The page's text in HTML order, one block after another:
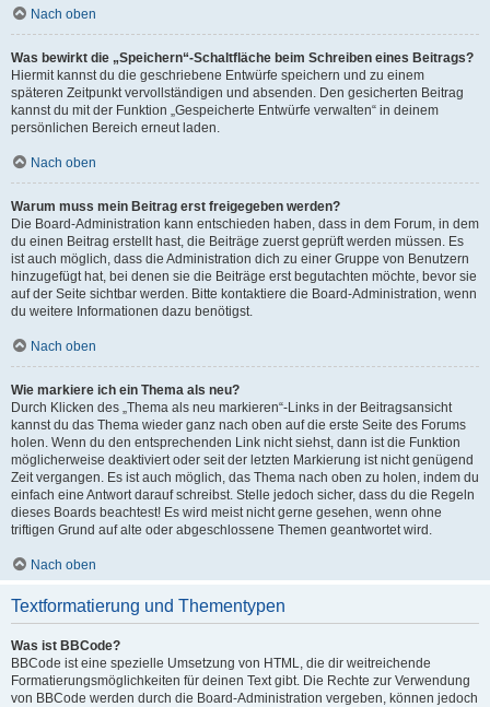
Nach oben
Was bewirkt die „Speichern“-Schaltfläche beim Schreiben eines Beitrags?
Hiermit kannst du die geschriebene Entwürfe speichern und zu einem
späteren Zeitpunkt vervollständigen und absenden. Den gesicherten Beitrag
kannst du mit der Funktion „Gespeicherte Entwürfe verwalten“ in deinem
persönlichen Bereich erneut laden.
Nach oben
Warum muss mein Beitrag erst freigegeben werden?
Die Board-Administration kann entschieden haben, dass in dem Forum, in dem
du einen Beitrag erstellt hast, die Beiträge zuerst geprüft werden müssen. Es
ist auch möglich, dass die Administration dich zu einer Gruppe von Benutzern
hinzugefügt hat, bei denen sie die Beiträge erst begutachten möchte, bevor sie
auf der Seite sichtbar werden. Bitte kontaktiere die Board-Administration, wenn
du weitere Informationen dazu benötigst.
Nach oben
Wie markiere ich ein Thema als neu?
Durch Klicken des „Thema als neu markieren“-Links in der Beitragsansicht
kannst du das Thema wieder ganz nach oben auf die erste Seite des Forums
holen. Wenn du den entsprechenden Link nicht siehst, dann ist die Funktion
möglicherweise deaktiviert oder seit der letzten Markierung ist nicht genügend
Zeit vergangen. Es ist auch möglich, das Thema nach oben zu holen, indem du
einfach eine Antwort darauf schreibst. Stelle jedoch sicher, dass du die Regeln
dieses Boards beachtest! Es wird meist nicht gerne gesehen, wenn ohne
triftigen Grund auf alte oder abgeschlossene Themen geantwortet wird.
Nach oben
Textformatierung und Thementypen
Was ist BBCode?
BBCode ist eine spezielle Umsetzung von HTML, die dir weitreichende
Formatierungsmöglichkeiten für deinen Text gibt. Die Rechte zur Verwendung
von BBCode werden durch die Board-Administration vergeben, können jedoch